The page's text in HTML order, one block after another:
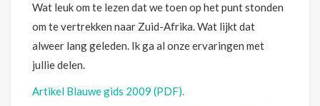
Wat leuk om te lezen dat we toen op het punt stonden
om te vertrekken naar Zuid-Afrika. Wat lijkt dat
alweer lang geleden. Ik ga al onze ervaringen met
jullie delen.
Artikel Blauwe gids 2009 (PDF).